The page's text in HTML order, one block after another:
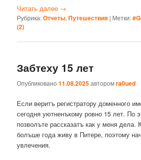
Читать далее →
Рубрика:Отчеты,Путешествия | Метки:
(2)
Забтеху 15 лет
Опубликовано11.08.2025авторомra0ued
Если веритъ регистратору доменного
сегодня уютненъкому ровно 15 лет. По
позволъте рассказатъ как у меня
болъше года живу в Питере, поэтому
увлечения.